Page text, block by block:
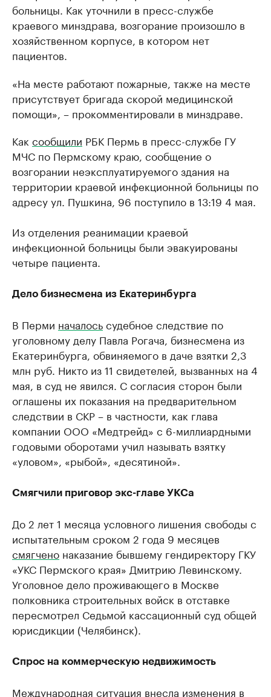
больницы. Как уточнили в пресс-службе
краевого минздрава, возгорание произошло в
хозяйственном корпусе, в котором нет
пациентов.
«На месте работают пожарные, также на месте
присутствует бригада скорой медицинской
помощи», – прокомментировали в минздраве.
Как сообщили РБК Пермь в пресс-службе ГУ
МЧС по Пермскому краю, сообщение о
возгорании неэксплуатируемого здания на
территории краевой инфекционной больницы по
адресу ул. Пушкина, 96 поступило в 13:19 4 мая.
Из отделения реанимации краевой
инфекционной больницы были эвакуированы
четыре пациента.
Дело бизнесмена из Екатеринбурга
В Перми началосьсудебное следствие по
уголовному делу Павла Рогача, бизнесмена из
Екатеринбурга, обвиняемого в даче взятки 2,3
млн руб. Никто из 11 свидетелей, вызванных на 4
мая, в суд не явился. С согласия сторон были
оглашены их показания на предварительном
следствии в СКР – в частности, как глава
компании ООО «Медтрейд» с 6-миллиардными
годовыми оборотами учил называть взятку
«уловом», «рыбой», «десятиной».
Смягчили приговор экс-главе УКСа
До 2 лет 1 месяца условного лишения свободы с
испытательным сроком 2 года 9 месяцев
смягчено наказание бывшему гендиректору ГКУ
«УКС Пермского края» Дмитрию Левинскому.
Уголовное дело проживающего в Москве
полковника строительных войск в отставке
пересмотрел Седьмой кассационный суд общей
юрисдикции (Челябинск).
Спрос на коммерческую недвижимость
Международная ситуация внесла изменения в